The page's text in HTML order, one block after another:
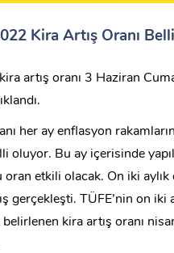
Kira Artış Oranı
artış oranı 3 Haziran
her ay enflasyon
oluyor. Bu ay içerisinde
oran etkili olacak. On iki
gerçekleşti. TÜFE’nin on iki
belirlenen kira artış oranı